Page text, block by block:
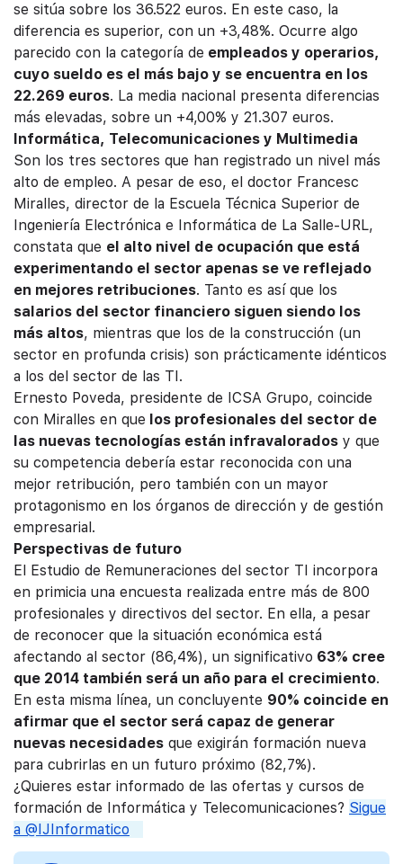
se sitúa sobre los 36.522 euros. En este caso, la
diferencia es superior, con un +3,48%. Ocurre algo
parecido con la categoría de empleados y operarios,
cuyo sueldo es el más bajo y se encuentra en los
22.269 euros. La media nacional presenta diferencias
más elevadas, sobre un +4,00% y 21.307 euros.
Informática, Telecomunicaciones y Multimedia
Son los tres sectores que han registrado un nivel más
alto de empleo. A pesar de eso, el doctor Francesc
Miralles, director de la Escuela Técnica Superior de
Ingeniería Electrónica e Informática de La Salle-URL,
constata que el alto nivel de ocupación que está
experimentando el sector apenas se ve reflejado
en mejores retribuciones. Tanto es así que los
salarios del sector financiero siguen siendo los
más altos, mientras que los de la construcción (un
sector en profunda crisis) son prácticamente idénticos
a los del sector de las TI.
Ernesto Poveda, presidente de ICSA Grupo, coincide
con Miralles en que los profesionales del sector de
las nuevas tecnologías están infravalorados y que
su competencia debería estar reconocida con una
mejor retribución, pero también con un mayor
protagonismo en los órganos de dirección y de gestión
empresarial.
Perspectivas de futuro
El Estudio de Remuneraciones del sector TI incorpora
en primicia una encuesta realizada entre más de 800
profesionales y directivos del sector. En ella, a pesar
de reconocer que la situación económica está
afectando al sector (86,4%), un significativo 63% cree
que 2014 también será un año para el crecimiento.
En esta misma línea, un concluyente 90% coincide en
afirmar que el sector será capaz de generar
nuevas necesidades que exigirán formación nueva
para cubrirlas en un futuro próximo (82,7%).
¿Quieres estar informado de las ofertas y cursos de
formación de Informática y Telecomunicaciones? Sigue
a @IJInformatico